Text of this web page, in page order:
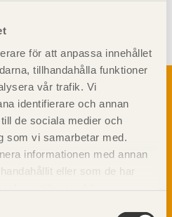
för att anpassa innehållet
tillhandahålla funktioner
vår trafik. Vi
identifierare och annan
de sociala medier och
som vi samarbetar med.
informationen med annan
eller som de har
kvalitet
handboken för trä och
för byggande